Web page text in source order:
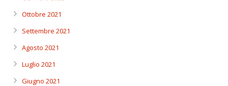
Ottobre 2021
Settembre 2021
Agosto 2021
Luglio 2021
Giugno 2021